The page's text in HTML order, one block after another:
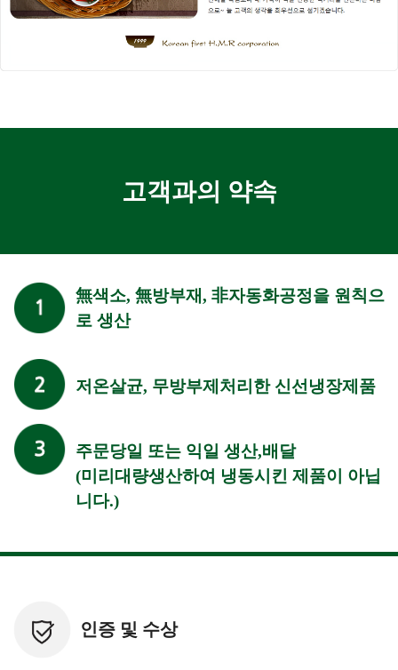
고객과의 약속
無색소, 無방부재, 非자동화공정을 원칙으
로 생산
저온살균, 무방부제처리한 신선냉장제품
주문당일 또는 익일 생산,배달
(미리대량생산하여 냉동시킨 제품이 아닙
니다.)
인증 및 수상